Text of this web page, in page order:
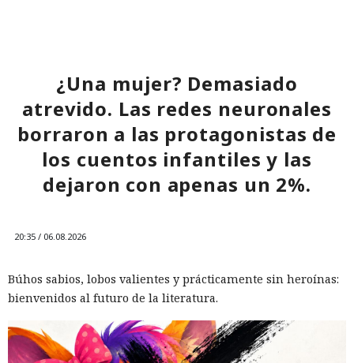
¿Una mujer? Demasiado
atrevido. Las redes neuronales
borraron a las protagonistas de
los cuentos infantiles y las
dejaron con apenas un 2%.
20:35 / 06.08.2026
Búhos sabios, lobos valientes y prácticamente sin heroínas:
bienvenidos al futuro de la literatura.